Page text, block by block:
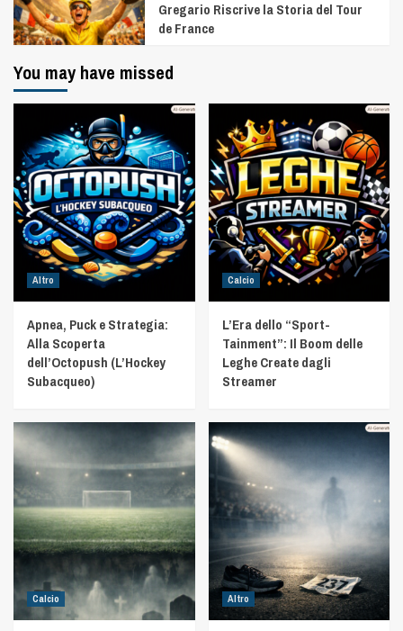
Gregario Riscrive la Storia del Tour
de France
You may have missed
Altro
Apnea, Puck e Strategia:
Alla Scoperta
dell’Octopush (L’Hockey
Subacqueo)
Calcio
L’Era dello “Sport-
Tainment”: Il Boom delle
Leghe Create dagli
Streamer
Calcio Altro